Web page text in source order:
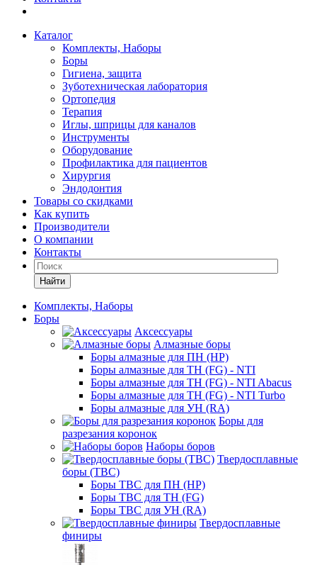
Каталог
Комплекты, Наборы
Боры
Гигиена, защита
Зуботехническая лаборатория
Ортопедия
Терапия
Иглы, шприцы для каналов
Инструменты
Оборудование
Профилактика для пациентов
Хирургия
Эндодонтия
Товары со скидками
Как купить
Производители
О компании
Контакты
Найти
Комплекты, Наборы
Боры
Аксессуары
Алмазные боры
Боры алмазные для ПН (HP)
Боры алмазные для ТН (FG) - NTI
Боры алмазные для ТН (FG) - NTI Abacus
Боры алмазные для ТН (FG) - NTI Turbo
Боры алмазные для УН (RA)
Боры для
разрезания коронок
Наборы боров
Твердосплавные
боры (ТВС)
Боры ТВС для ПН (HP)
Боры ТВС для ТН (FG)
Боры ТВС для УН (RA)
Твердосплавные
финиры